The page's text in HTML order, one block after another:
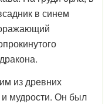
в синем
из древних
мудрости. Он был